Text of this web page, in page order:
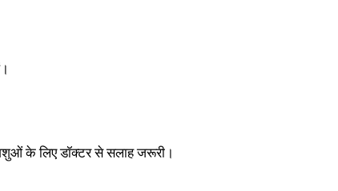
के लिए डॉक्टर से सलाह जरूरी।